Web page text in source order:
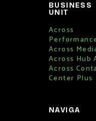
BUSINESS
UNIT
Across
Across
Across Hub
Across
Center Plus
NAVIGA